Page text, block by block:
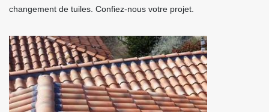
changement de tuiles. Confiez-nous votre projet.